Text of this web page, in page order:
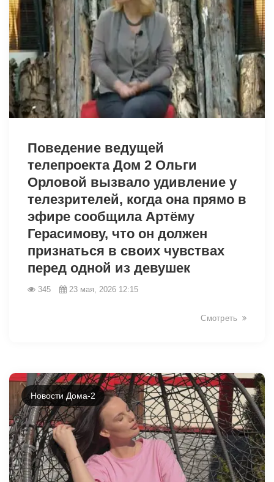
Поведение ведущей
телепроекта Дом 2 Ольги
Орловой вызвало удивление у
телезрителей, когда она прямо в
эфире сообщила Артёму
Герасимову, что он должен
признаться в своих чувствах
перед одной из девушек
345 23 мая, 2026 12:15
Смотреть
Новости Дома-2